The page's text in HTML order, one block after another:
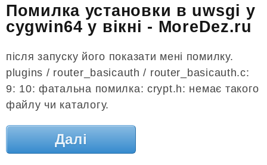
Помилка установки в uwsgi у
cygwin64 у вікні - MoreDez.ru
після запуску його показати мені помилку.
plugins / router_basicauth / router_basicauth.c:
9: 10: фатальна помилка: crypt.h: немає такого
файлу чи каталогу.
Далі